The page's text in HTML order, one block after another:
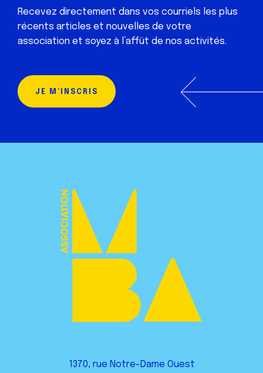
Recevez directement dans vos courriels les plus
récents articles et nouvelles de votre
association et soyez à l’affût de nos activités.
JE M’INSCRIS
1370, rue Notre-Dame Ouest